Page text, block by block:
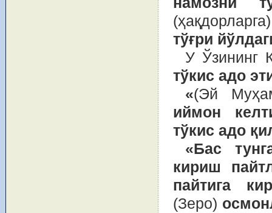
тўғри
У Ўзининг
тўкис адо
«(Эй
иймон
тўкис адо
«Бас
кириш
пайтига
(Зеро)